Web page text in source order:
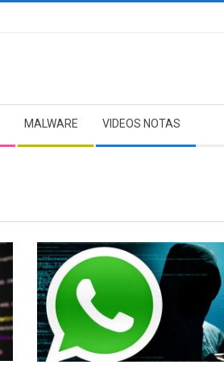
MALWARE VIDEOS NOTAS